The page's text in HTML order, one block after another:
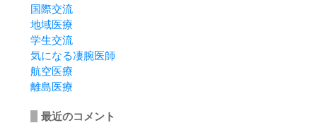
国際交流
地域医療
学生交流
気になる凄腕医師
航空医療
離島医療
最近のコメント